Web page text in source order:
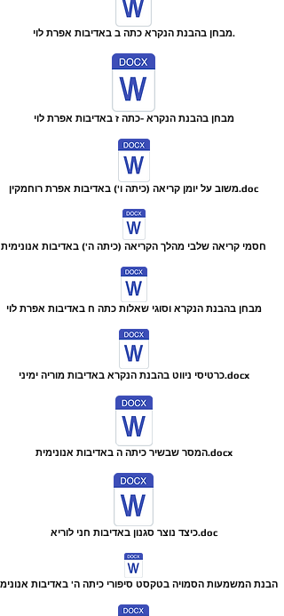
מבחן בהבנת הנקרא כתה ב באדיבות אפרת לוי.
מבחן בהבנת הנקרא -כתה ז באדיבות אפרת לוי
משוב על יומן קריאה (כיתה ו') באדיבות אפרת רוחמקין.doc
חסמי קריאה שלבי מהלך הקריאה (כיתה ה') באדיבות אנונימית
מבחן בהבנת הנקרא וסוגי שאלות כתה ח באדיבות אפרת לוי
כרטיסי ניווט בהבנת הנקרא באדיבות מוריה ימיני.docx
המסר שבשיר כיתה ה באדיבות אנונימית.docx
כיצד נוצר סגנון באדיבות חני לוריא.doc
הבנת המשמעות הסמויה בטקסט סיפורי כיתה ה' באדיבות